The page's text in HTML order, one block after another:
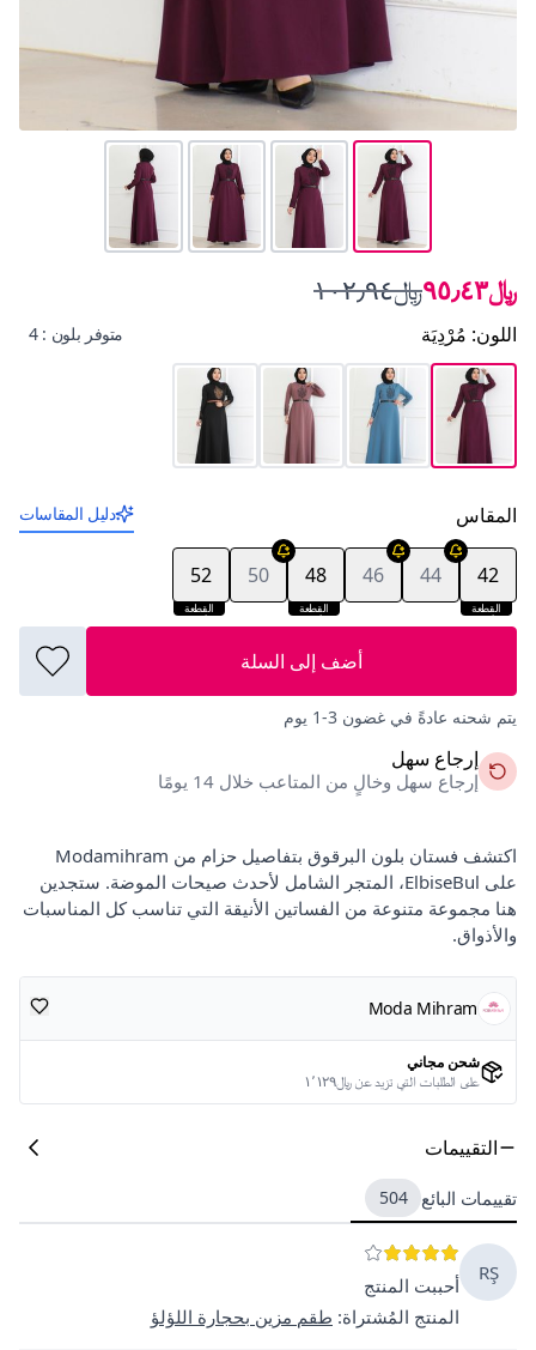
﷼٩٥٫٤٣ ﷼١٠٢٫٩٤
اللون: مُرْدِيَة متوفر بلون : 4
المقاس دليل المقاسات
القطعة
42
44
46
القطعة
48
50
القطعة
52
أضف إلى السلة
يتم شحنه عادةً في غضون 3-1 يوم
إرجاع سهل
إرجاع سهل وخالٍ من المتاعب خلال 14 يومًا
اكتشف فستان بلون البرقوق بتفاصيل حزام من Modamihram
على ElbiseBul، المتجر الشامل لأحدث صيحات الموضة. ستجدين
هنا مجموعة متنوعة من الفساتين الأنيقة التي تناسب كل المناسبات
والأذواق.
Moda Mihram
شحن مجاني
على الطلبات التي تزيد عن ﷼١٬١٢٩
التقييمات
تقييمات البائع 504
RŞ
أحببت المنتج
المنتج المُشتراة: طقم مزين بحجارة اللؤلؤ